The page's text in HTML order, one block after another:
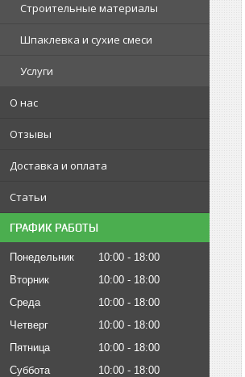
Строительные материалы
Шпаклевка и сухие смеси
Услуги
О нас
Отзывы
Доставка и оплата
Статьи
ГРАФИК РАБОТЫ
Понедельник 10:00
18:00
Вторник
10:00
18:00
Среда
10:00
18:00
Четверг
10:00
18:00
Пятница
10:00
18:00
Суббота
10:00
18:00